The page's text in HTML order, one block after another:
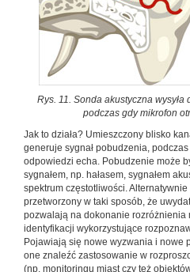
Rys. 11. Sonda akustyczna wysyła
podczas gdy mikrofon
Jak to działa? Umieszczony blisko
generuje sygnał pobudzenia,
odpowiedzi echa. Pobudzenie może
sygnałem, np. hałasem, sygnałem
spektrum częstotliwości.
przetworzony w taki sposób, że
pozwalają na dokonanie rozróżnienia
identyfikacji wykorzystujące
Pojawiają się nowe wyzwania i nowe
one znaleźć zastosowanie w
(np. monitoringu miast czy też